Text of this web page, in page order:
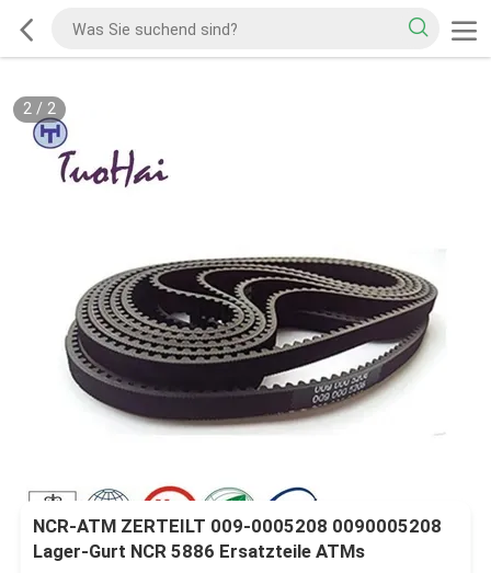
2/ 2
NCR-ATM ZERTEILT 009-0005208 0090005208
Lager-Gurt NCR 5886 Ersatzteile ATMs